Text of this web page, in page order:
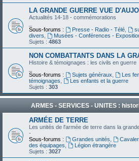
LA GRANDE GUERRE VUE
Actualités 14-18 - commémorations
Sous-forums :
Presse - Radio - Télé,
divers
Musées - Conférences -
Sujets : 4863
NON COMBATTANTS DANS LA
Histoire & témoignages : les civils en guerre
Sous-forums :
Sujets généraux Les
témoignages
Les enfants et la guerre
Sujets : 303
ARMES - SERVICES - UNITES :
ARMÉE DE TERRE
Les unités de l'armée de terre dans la
-
Sous-forums :
Grandes unités
des équipages
Légion étrangère
Sujets : 3027